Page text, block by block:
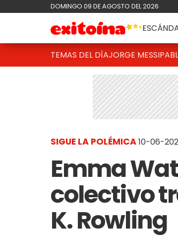
DOMINGO 09 DE AGOSTO DEL 2026
TEMAS DEL DÍAJORGE MESSI
SIGUE LA POLÉMICA10-06-
Emma
colectivo
K. Rowling